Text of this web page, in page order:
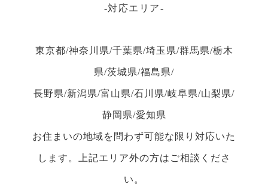
対応エリア
東京都/神奈川県/千葉県/埼玉県/群馬県/栃木
県/茨城県/福島県/
長野県/新潟県/富山県/石川県/岐阜県/山梨県/
静岡県/愛知県
お住まいの地域を問わず可能な限り対応いた
します。上記エリア外の方はご相談くださ
い。